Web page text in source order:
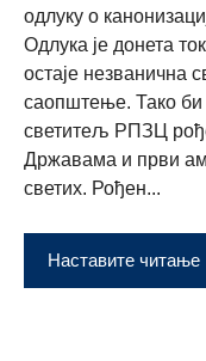
одлуку о
Одлука је донета
остаје незванична
саопштење. Тако
светитељ РПЗЦ
Државама и први
светих. Рођен...
Наставите читање